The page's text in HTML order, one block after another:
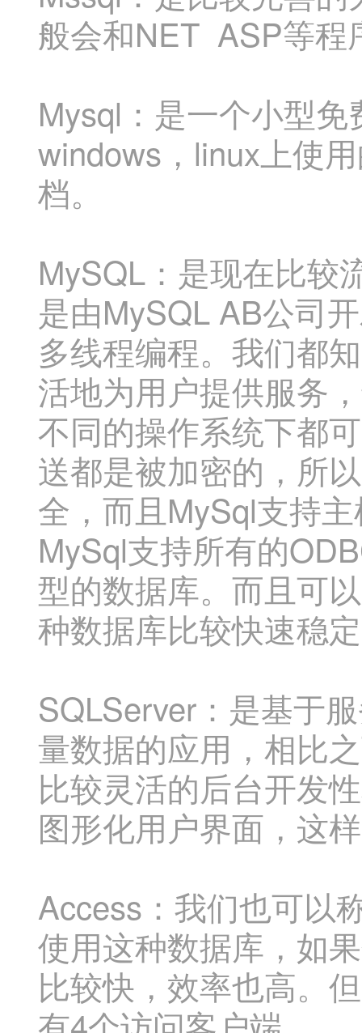
般会和NET ASP等程
Mysql：是一个小型
windows，linux上使
档。
MySQL：是现在比较
是由MySQL AB公司
多线程编程。我们都
活地为用户提供服务
不同的操作系统下都
送都是被加密的，所
全，而且MySql支持
MySql支持所有的
型的数据库。而且可
种数据库比较快速稳
SQLServer：是基于
量数据的应用，相比
比较灵活的后台开发
图形化用户界面，这
Access：我们也可以
使用这种数据库，如
比较快，效率也高。